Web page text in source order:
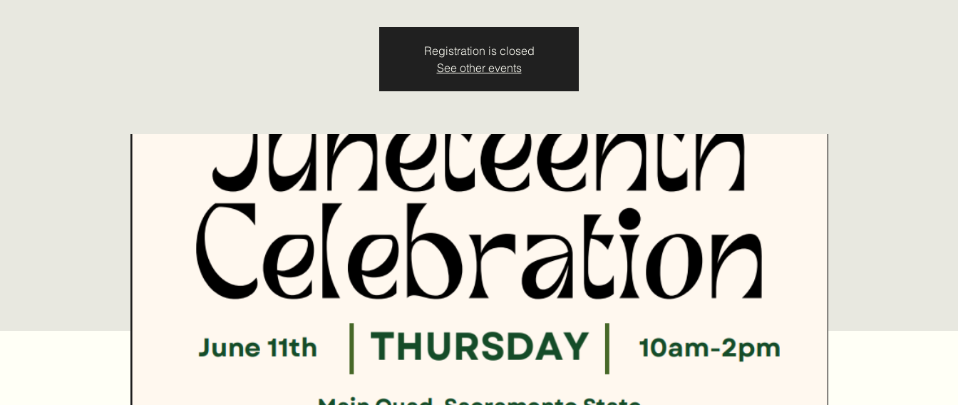
Registration is closed
See other events